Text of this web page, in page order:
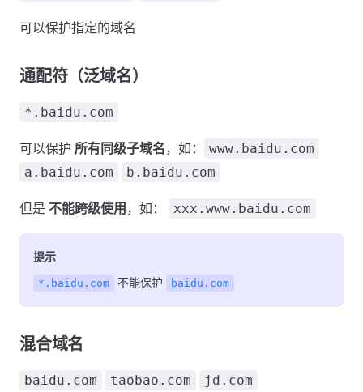
可以保护指定的域名
通配符（泛域名）
*.baidu.com
可以保护 所有同级子域名，如：
www.baidu.com
a.baidu.com
b.baidu.com
但是 不能跨级使用 ，如： xxx.www.baidu.com
提示
*.baidu.com 不能保护 baidu.com
混合域名
baidu.com taobao.com
jd.com